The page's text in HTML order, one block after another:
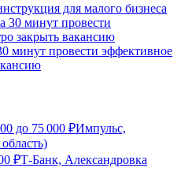
для малого бизнеса
минут провести эффективное
до 75 000 ₽Импульс,
₽Т-Банк, Александровка